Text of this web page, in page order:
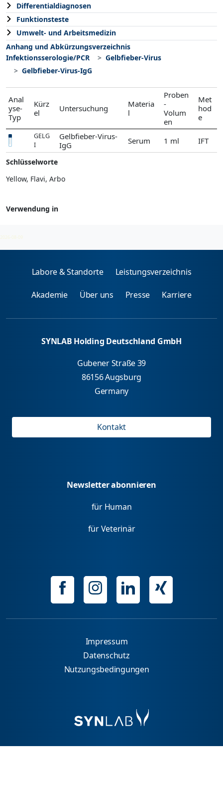
Differentialdiagnosen
Funktionsteste
Umwelt- und Arbeitsmedizin
Anhang und Abkürzungsverzeichnis
Infektionsserologie/PCR
Gelbfieber-Virus
Gelbfieber-Virus-IgG
Anal
yse-
Typ
Kürz
el
Untersuchung
Materia
l
Proben
-
Volum
en
Met
hod
e
GELG
I
Gelbfieber-Virus-
IgG
Serum 1 ml IFT
Schlüsselworte
Yellow, Flavi, Arbo
Verwendung in
2026-08-09
Labore & Standorte Leistungsverzeichnis
Akademie Über uns Presse Karriere
SYNLAB Holding Deutschland GmbH
Gubener Straße 39
86156 Augsburg
Germany
Kontakt
Newsletter abonnieren
für Human
für Veterinär
Impressum
Datenschutz
Nutzungsbedingungen